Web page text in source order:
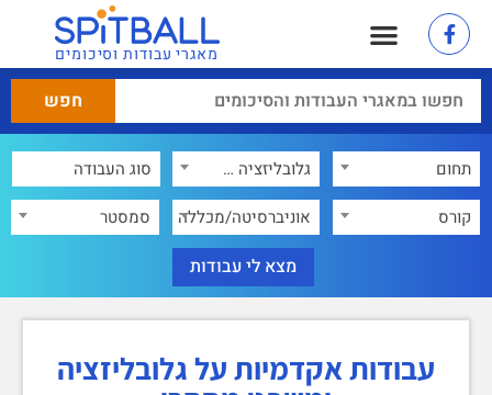
מאגרי עבודות וסיכומים
תחום
גלובליזציה ומשפט מסחרי
קורס
אוניברסיטה/מכללה סמסטר
עבודות אקדמיות על גלובליזציה